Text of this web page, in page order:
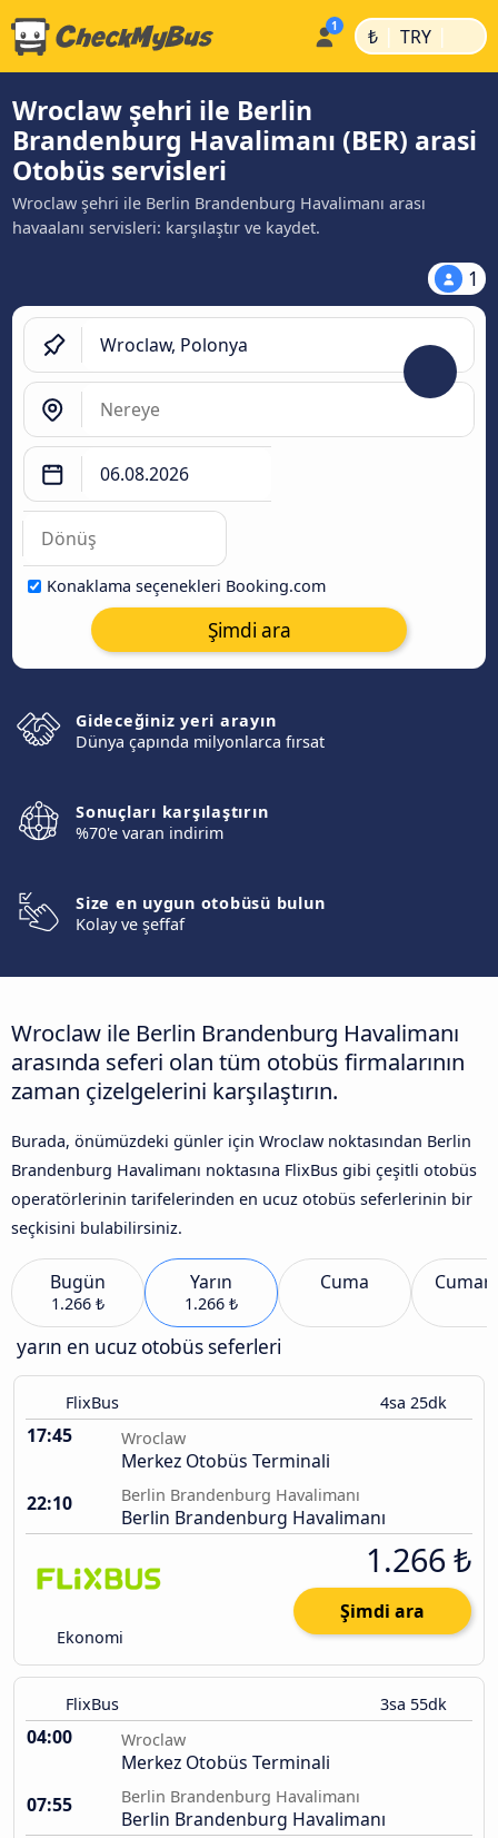
₺ | TRY |
Wroclaw şehri ile Berlin
Brandenburg Havalimanı (BER) arasi
Otobüs servisleri
Wroclaw şehri ile Berlin Brandenburg Havalimanı arası
havaalanı servisleri: karşılaştır ve kaydet.
1
Konaklama seçenekleri Booking.com
Şimdi ara
Gideceğiniz yeri arayın
Dünya çapında milyonlarca fırsat
Sonuçları karşılaştırın
%70'e varan indirim
Size en uygun otobüsü bulun
Kolay ve şeffaf
Wroclaw ile Berlin Brandenburg Havalimanı
arasında seferi olan tüm otobüs firmalarının
zaman çizelgelerini karşılaştırın.
Burada, önümüzdeki günler için Wroclaw noktasından Berlin
Brandenburg Havalimanı noktasına FlixBus gibi çeşitli otobüs
operatörlerinin tarifelerinden en ucuz otobüs seferlerinin bir
seçkisini bulabilirsiniz.
Bugün
1.266 ₺
Yarın
1.266 ₺
Cuma
yarın en ucuz otobüs seferleri
FlixBus 4sa 25dk
17:45 Wroclaw
Merkez Otobüs Terminali
22:10
Berlin Brandenburg Havalimanı
Berlin Brandenburg Havalimanı
Ekonomi
1.266 ₺
Şimdi ara
FlixBus 3sa 55dk
04:00 Wroclaw
Merkez Otobüs Terminali
07:55
Berlin Brandenburg Havalimanı
Berlin Brandenburg Havalimanı